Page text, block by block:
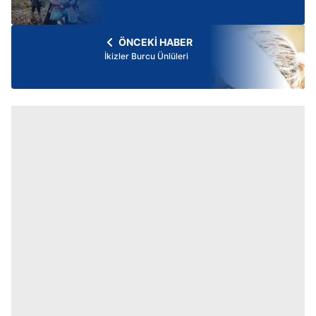
ÖNCEKİ HABER
İkizler Burcu Ünlüleri